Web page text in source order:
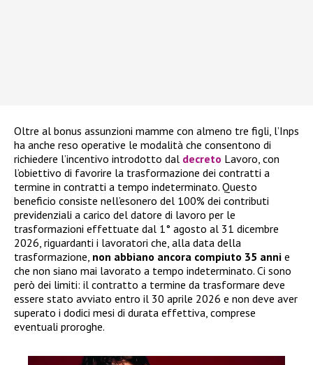
Oltre al bonus assunzioni mamme con almeno tre figli, l’Inps
ha anche reso operative le modalità che consentono di
richiedere l’incentivo introdotto dal decreto Lavoro, con
l’obiettivo di favorire la trasformazione dei contratti a
termine in contratti a tempo indeterminato. Questo
beneficio consiste nell’esonero del 100% dei contributi
previdenziali a carico del datore di lavoro per le
trasformazioni effettuate dal 1° agosto al 31 dicembre
2026, riguardanti i lavoratori che, alla data della
trasformazione, non abbiano ancora compiuto 35 anni e
che non siano mai lavorato a tempo indeterminato. Ci sono
però dei limiti: il contratto a termine da trasformare deve
essere stato avviato entro il 30 aprile 2026 e non deve aver
superato i dodici mesi di durata effettiva, comprese
eventuali proroghe.